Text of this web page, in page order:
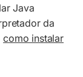
Java
da
como instalar